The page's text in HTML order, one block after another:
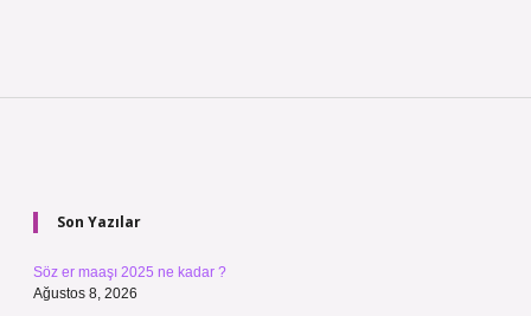
Son Yazılar
Söz er maaşı 2025 ne kadar ?
Ağustos 8, 2026